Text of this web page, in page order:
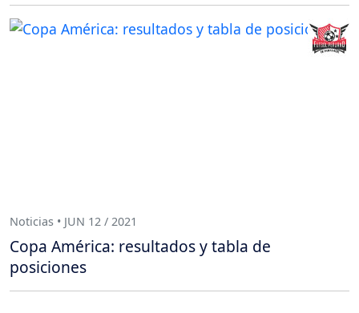
Noticias • JUN 12 / 2021
Copa América: resultados y tabla de
posiciones